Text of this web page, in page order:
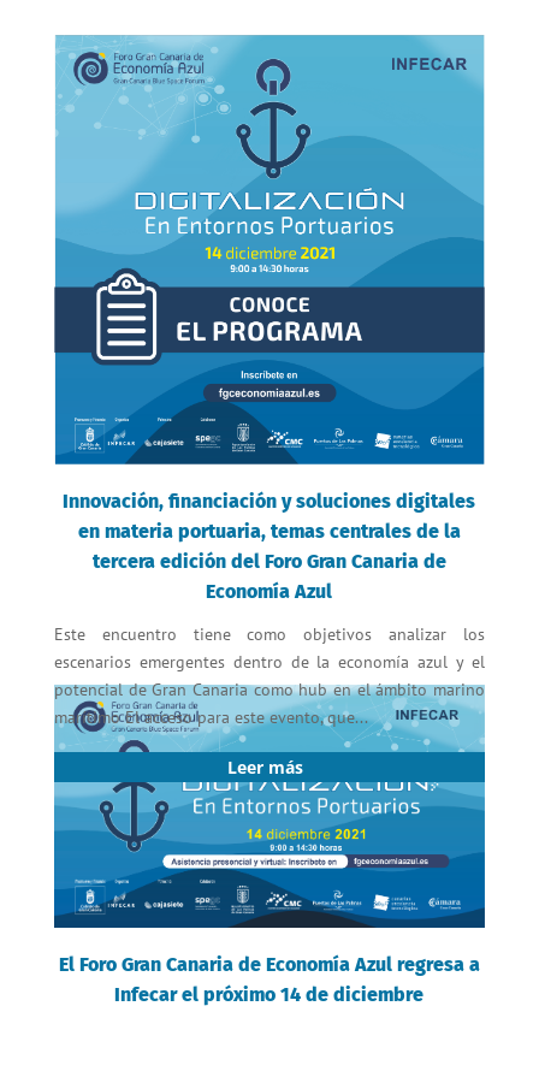
Innovación, financiación y soluciones digitales
en materia portuaria, temas centrales de la
tercera edición del Foro Gran Canaria de
Economía Azul
Este encuentro tiene como objetivos analizar los
escenarios emergentes dentro de la economía azul y el
potencial de Gran Canaria como hub en el ámbito marino
marítimo El acceso para este evento, que...
Leer más
El Foro Gran Canaria de Economía Azul regresa a
Infecar el próximo 14 de diciembre